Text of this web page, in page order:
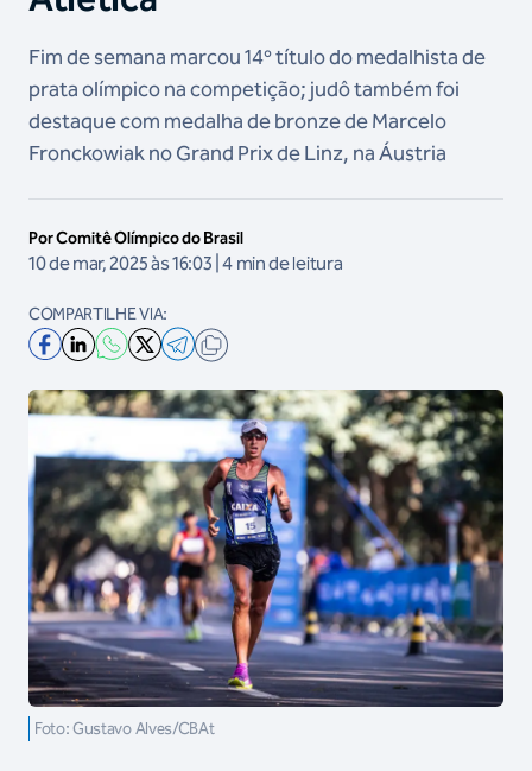
Fim de semana marcou 14º título do medalhista de
prata olímpico na competição; judô também foi
destaque com medalha de bronze de Marcelo
Fronckowiak no Grand Prix de Linz, na Áustria
Por Comitê Olímpico do Brasil
10 de mar, 2025 às 16:03 | 4 min de leitura
COMPARTILHE VIA:
Foto: Gustavo Alves/CBAt